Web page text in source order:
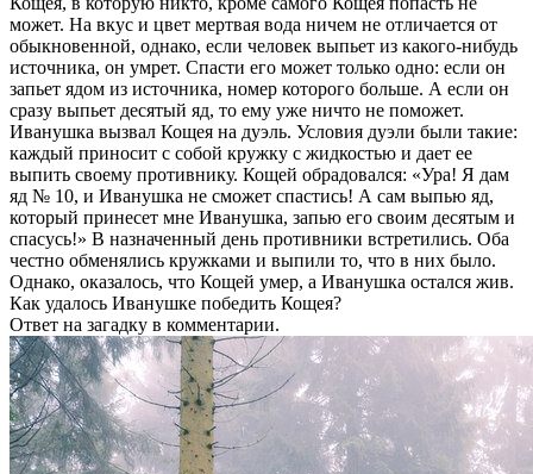
может. На вкус и цвет мертвая вода ничем не отличается от
обыкновенной, однако, если человек выпьет из какого-нибудь
источника, он умрет. Спасти его может только одно: если он
запьет ядом из источника, номер которого больше. А если он
сразу выпьет десятый яд, то ему уже ничто не поможет.
Иванушка вызвал Кощея на дуэль. Условия дуэли были такие:
каждый приносит с собой кружку с жидкостью и дает ее
выпить своему противнику. Кощей обрадовался: «Ура! Я дам
яд № 10, и Иванушка не сможет спастись! А сам выпью яд,
который принесет мне Иванушка, запью его своим десятым и
спасусь!» В назначенный день противники встретились. Оба
честно обменялись кружками и выпили то, что в них было.
Однако, оказалось, что Кощей умер, а Иванушка остался жив.
Как удалось Иванушке победить Кощея?
Ответ на загадку в комментарии.